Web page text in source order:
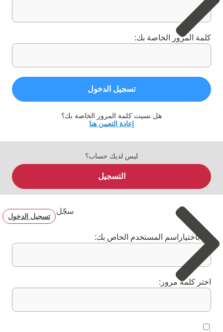
كلمة المرور الخاصة بك:
تسجيل الدخول
هل نسيت كلمة المرور الخاصة بك؟
إعادة التعيين هنا
ليس لديك حساب؟
التسجيل
سجّل
تسجيل الدخول
قم باختياراسم المستخدم الخاص بك:
اختر كلمة مرور: